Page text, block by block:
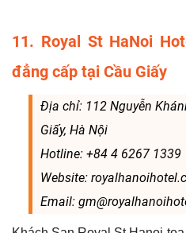
11. Royal St HaNoi
đẳng cấp tại Cầu Giấy
Địa chỉ: 112 Nguyễn
Giấy, Hà Nội
Hotline: +84 4 6267 1339
Website:
Email: